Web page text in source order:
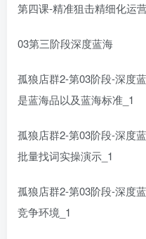
第四课-精准狙击精细化运
03第三阶段深度蓝海
孤狼店群2-第03阶段-深度
是蓝海品以及蓝海标准_1
孤狼店群2-第03阶段-深度
批量找词实操演示_1
孤狼店群2-第03阶段-深度
竞争环境_1